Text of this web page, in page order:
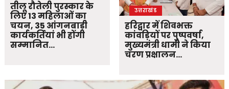
तीलू रौतेली पुरस्कार के
लिए 13 महिलाओं का
चयन, 35 आंगनबाड़ी
कार्यकर्तियां भी होंगी
सम्मानित…
उत्तराखंड
हरिद्वार में शिवभक्त
कांवड़ियों पर पुष्पवर्षा,
मुख्यमंत्री धामी ने किया
चरण प्रक्षालन…